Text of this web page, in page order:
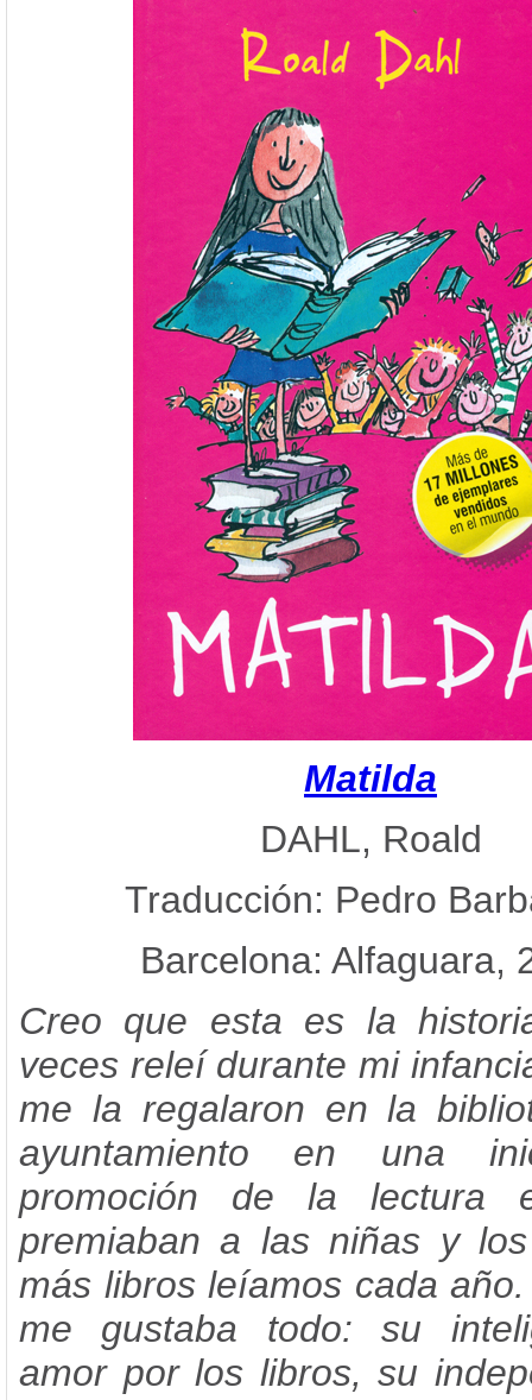
Matilda
DAHL, Roald
Traducción: Pedro
Barcelona: Alfaguara,
Creo que esta es la
veces releí durante mi
me la regalaron en la
ayuntamiento en una
promoción de la lectura
premiaban a las niñas y
más libros leíamos cada
me gustaba todo: su
amor por los libros, su